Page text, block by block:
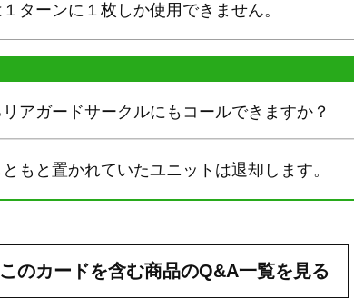
ターンに１枚しか使用できません。
アガードサークルにもコールできますか？
もと置かれていたユニットは退却します。
このカードを含む商品のQ&A一覧を見る